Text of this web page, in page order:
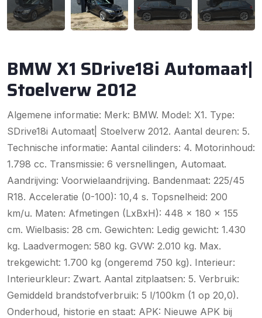
BMW X1 SDrive18i Automaat|
Stoelverw 2012
Algemene informatie: Merk: BMW. Model: X1. Type:
SDrive18i Automaat| Stoelverw 2012. Aantal deuren: 5.
Technische informatie: Aantal cilinders: 4. Motorinhoud:
1.798 cc. Transmissie: 6 versnellingen, Automaat.
Aandrijving: Voorwielaandrijving. Bandenmaat: 225/45
R18. Acceleratie (0-100): 10,4 s. Topsnelheid: 200
km/u. Maten: Afmetingen (LxBxH): 448 x 180 x 155
cm. Wielbasis: 28 cm. Gewichten: Ledig gewicht: 1.430
kg. Laadvermogen: 580 kg. GVW: 2.010 kg. Max.
trekgewicht: 1.700 kg (ongeremd 750 kg). Interieur:
Interieurkleur: Zwart. Aantal zitplaatsen: 5. Verbruik:
Gemiddeld brandstofverbruik: 5 l/100km (1 op 20,0).
Onderhoud, historie en staat: APK: Nieuwe APK bij